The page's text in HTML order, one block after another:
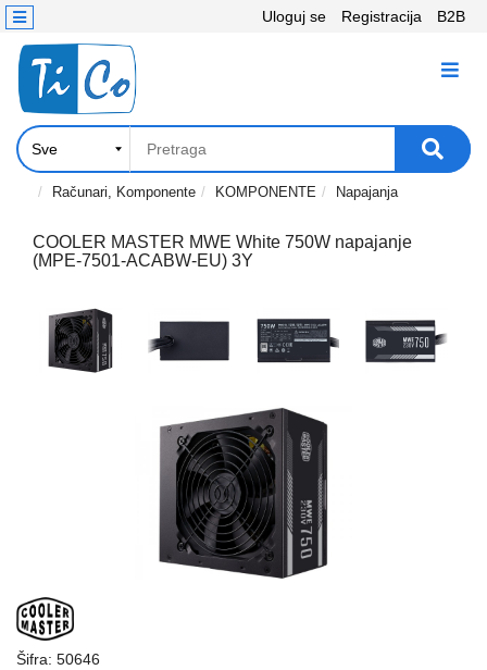
Uloguj se Registracija B2B
KATEGORIJE
Računari,
Komponente
Laptop
tablet
projektori
Telefoni
Kontakt
Računari, Komponente KOMPONENTE Napajanja
COOLER MASTER MWE White 750W napajanje
(MPE-7501-ACABW-EU) 3Y
Šifra: 50646